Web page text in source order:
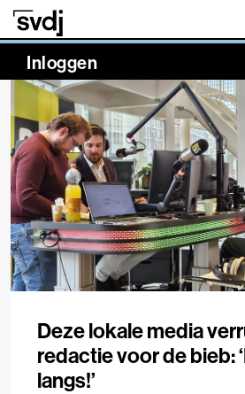
Naar hoofdinhoud
Inloggen
NaN%
Deze lokale media
redactie voor de bieb:
langs!’